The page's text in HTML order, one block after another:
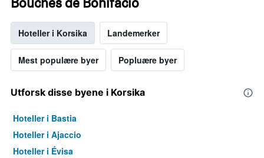
Hoteller i Korsika Landemerker
Mest populære byer Popluære byer
Utforsk disse byene i Korsika
Hoteller i Bastia
Hoteller i Ajaccio
Hoteller i Évisa